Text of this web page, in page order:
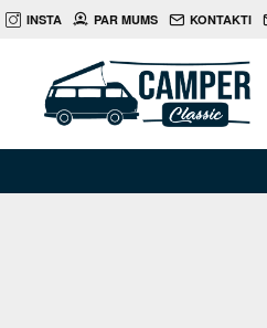
INSTA PAR MUMS KONTAKTI